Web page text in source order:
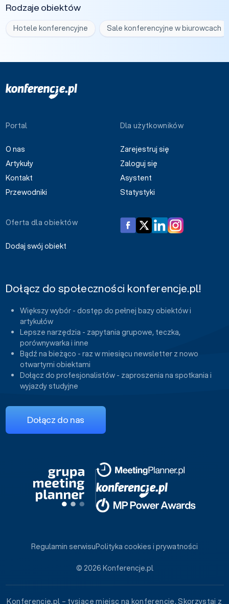
Rodzaje obiektów
Hotele konferencyjne Sale konferencyjne w biurowcach
Portal
O nas
Artykuły
Kontakt
Przewodniki
Dla użytkowników
Zarejestruj się
Zaloguj się
Asystent
Statystyki
Oferta dla obiektów
Dodaj swój obiekt
Dołącz do społeczności konferencje.pl!
Większy wybór - dostęp do pełnej bazy obiektów i
artykułów
Lepsze narzędzia - zapytania grupowe, teczka,
porównywarka i inne
Bądź na bieżąco - raz w miesiącu newsletter z nowo
otwartymi obiektami
Dołącz do profesjonalistów - zaproszenia na spotkania i
wyjazdy studyjne
Dołącz do nas
© 2026 Konferencje.pl
Regulamin serwisuPolityka cookies i prywatności
Konferencje.pl – tysiące miejsc na konferencje. Skorzystaj z